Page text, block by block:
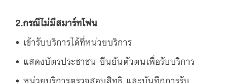
2.กรณีไม่มีสมาร์ทโฟน
• เข้ารับบริการได้ที่หน่วยบริการ
• แสดงบัตรประชาชน ยืนยันตัวตนเพื่อรับบริการ